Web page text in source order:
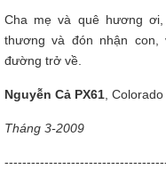
Cha mẹ và quê hương
thương và đón nhận
đường trở về.
Nguyễn Cả PX61 , Colorado
Tháng 3-2009